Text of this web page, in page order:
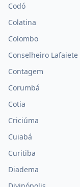
Codó
Colatina
Colombo
Conselheiro Lafaiete
Contagem
Corumbá
Cotia
Criciúma
Cuiabá
Curitiba
Diadema